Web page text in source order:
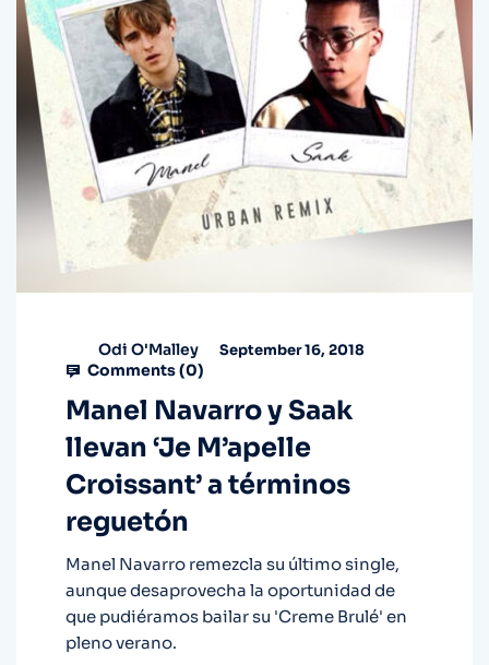
Odi O'Malley September 16, 2018
Comments (0)
Manel Navarro y Saak
llevan ‘Je M’apelle
Croissant’ a términos
reguetón
Manel Navarro remezcla su último single,
aunque desaprovecha la oportunidad de
que pudiéramos bailar su 'Creme Brulé' en
pleno verano.